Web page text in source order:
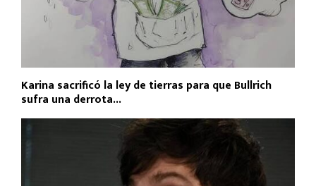
Karina sacrificó la ley de tierras para que Bullrich
sufra una derrota...